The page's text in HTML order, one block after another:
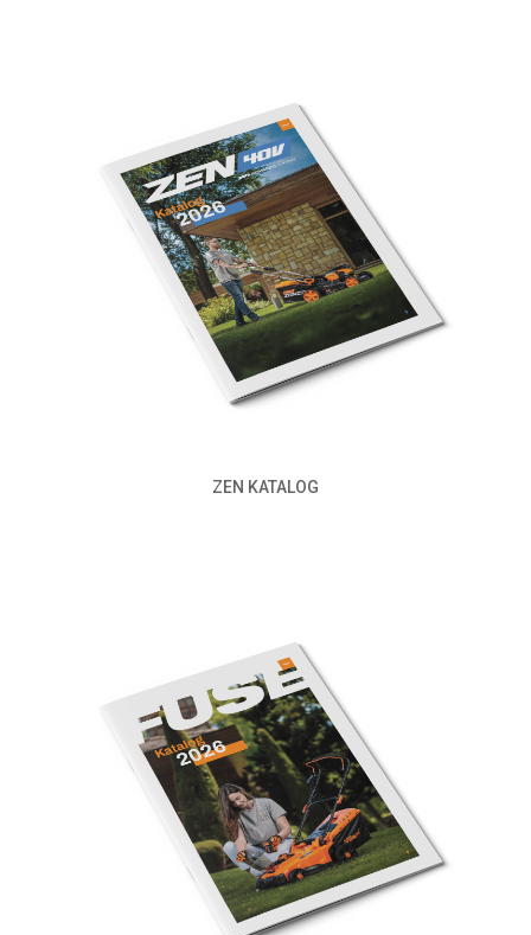
ZEN KATALOG